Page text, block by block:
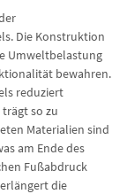
Die Konstruktion
Umweltbelastung
bewahren.
reduziert
so zu
Materialien sind
am Ende des
Fußabdruck
die